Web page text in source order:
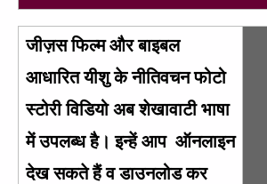
जीज़स फिल्म और बाइबल
आधारित यीशु के नीतिवचन फोटो
स्टोरी विडियो अब शेखावाटी भाषा
में उपलब्ध है। इन्हें आप ऑनलाइन
देख सकते हैं व डाउनलोड कर